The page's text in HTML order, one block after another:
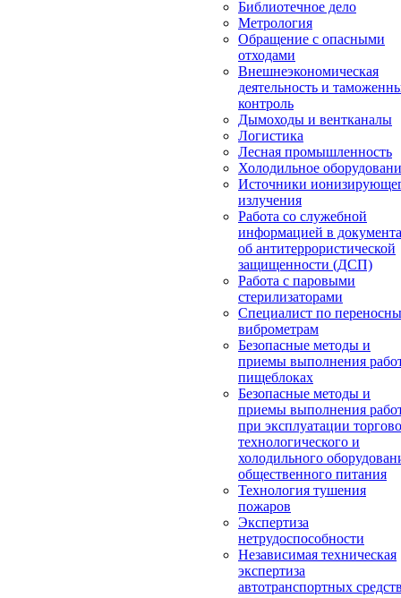
Библиотечное дело
Метрология
Обращение с опасными
отходами
Внешнеэкономическая
деятельность и
контроль
Дымоходы и вентканалы
Логистика
Лесная промышленность
Холодильное
Источники
излучения
Работа со служебной
информацией в
об антитеррористической
защищенности (ДСП)
Работа с паровыми
стерилизаторами
Специалист по
виброметрам
Безопасные методы и
приемы выполнения
пищеблоках
Безопасные методы и
приемы выполнения
при эксплуатации
технологического и
холодильного
общественного питания
Технология тушения
пожаров
Экспертиза
нетрудоспособности
Независимая техническая
экспертиза
автотранспортных